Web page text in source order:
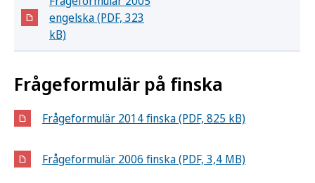
engelska (PDF, 323
kB)
Frågeformulär på finska
Frågeformulär 2014 finska (PDF, 825 kB)
Frågeformulär 2006 finska (PDF, 3,4 MB)